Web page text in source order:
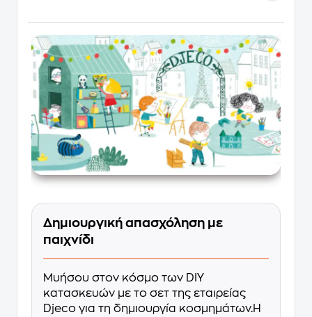
Δημιουργική απασχόληση με
παιχνίδι
Μυήσου στον κόσμο των DIY
κατασκευών με το σετ της εταιρείας
Djeco για τη δημιουργία κοσμημάτων.Η